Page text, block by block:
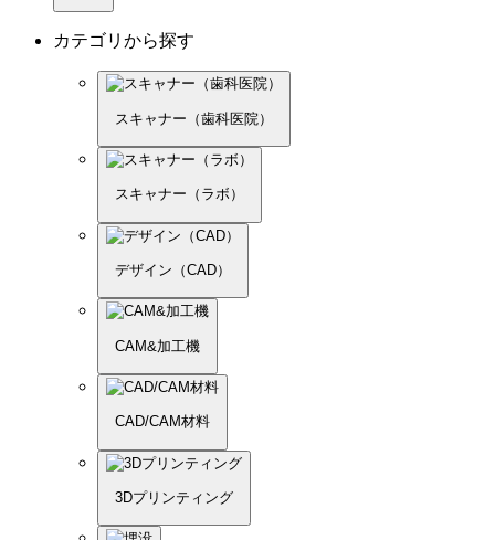
カテゴリから探す
スキャナー（歯科医院）
スキャナー（ラボ）
デザイン（CAD）
CAM&加工機
CAD/CAM材料
3Dプリンティング